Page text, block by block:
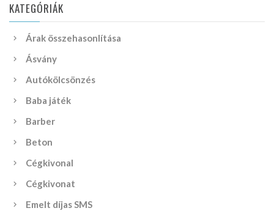
KATEGÓRIÁK
Árak összehasonlítása
Ásvány
Autókölcsönzés
Baba játék
Barber
Beton
Cégkivonal
Cégkivonat
Emelt díjas SMS